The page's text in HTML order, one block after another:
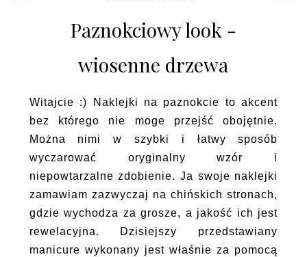
Paznokciowy look -
wiosenne drzewa
Witajcie :) Naklejki na paznokcie to akcent
bez którego nie moge przejść obojętnie.
Można nimi w szybki i łatwy sposób
wyczarować oryginalny wzór i
niepowtarzalne zdobienie. Ja swoje naklejki
zamawiam zazwyczaj na chińskich stronach,
gdzie wychodza za grosze, a jakość ich jest
rewelacyjna. Dzisiejszy przedstawiany
manicure wykonany jest właśnie za pomocą